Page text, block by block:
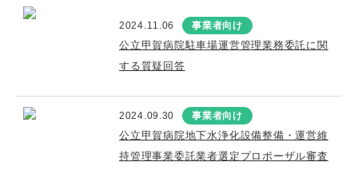
2024.11.06 事業者向け
公立甲賀病院駐車場運営管理業務委託に関
する質疑回答
2024.09.30 事業者向け
公立甲賀病院地下水浄化設備整備・運営維
持管理事業委託業者選定プロポーザル審査